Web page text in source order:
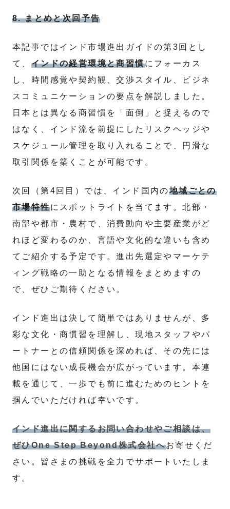
8. まとめと次回予告
本記事ではインド市場進出ガイドの第3回とし
て、 インドの経営環境と商習慣にフォーカス
し、時間感覚や契約観、交渉スタイル、ビジネ
スコミュニケーションの要点を解説しました。
日本とは異なる商習慣を「面倒」と捉えるので
はなく、インド流を前提にしたリスクヘッジや
スケジュール管理を取り入れることで、円滑な
取引関係を築くことが可能です。
次回（第4回目）では、インド国内の地域ごとの
市場特性にスポットライトを当てます。北部・
南部や都市・農村で、消費動向や主要産業がど
れほど変わるのか、言語や文化的な違いも含め
てご紹介する予定です。進出先選定やマーケテ
ィング戦略の一助となる情報をまとめますの
で、ぜひご期待ください。
インド進出は決して簡単ではありませんが、多
彩な文化・商慣習を理解し、現地スタッフやパ
ートナーとの信頼関係を深めれば、その先には
他国にはない成長機会が広がっています。本連
載を通じて、一歩でも前に進むためのヒントを
掴んでいただければ幸いです。
インド進出に関するお問い合わせやご相談は、
ぜひOne Step Beyond株式会社へお寄せくだ
さい。皆さまの挑戦を全力でサポートいたしま
す。